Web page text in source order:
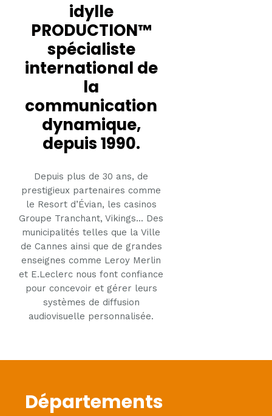
idylle
PRODUCTION™
spécialiste
international de
la
communication
dynamique,
depuis 1990.
Depuis plus de 30 ans, de
prestigieux partenaires comme
le Resort d’Évian, les casinos
Groupe Tranchant, Vikings... Des
municipalités telles que la Ville
de Cannes ainsi que de grandes
enseignes comme Leroy Merlin
et E.Leclerc nous font confiance
pour concevoir et gérer leurs
systèmes de diffusion
audiovisuelle personnalisée.
Départements